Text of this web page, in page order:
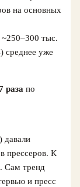
на основных
тыс.
среднее уже
раза по
давали
прессеров. К
. Сам тренд
и пресс